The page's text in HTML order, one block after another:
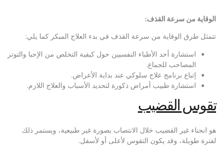
الوقاية من سرعة القذف:
تتمثل طرق الوقاية من سرعة القذف في بدء العلاج المبكر كما يلي:
استشارة أحد الأطباء النفسيين حول كيفية التخلص من الإحبا والتوتر
المصاحب للجماع.
إتباع برنامج علاج سلوكي عند بداية الأعراض.
استشارة طبيب أمراض ذكورة لتحديد الأسباب والعلاج اللازم.
تقوس القضيب
هو انحناء غير القضيب خلال الانتصاب بصورة غير طبيعية، ويستمر ذلك
لفترة طويلة، وقد يكون التقوس لأعلى أو لأسفل.